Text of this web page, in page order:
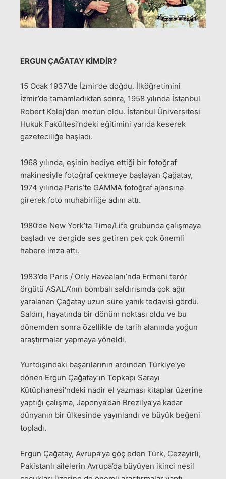
ERGUN ÇAĞATAY KİMDİR?
15 Ocak 1937’de İzmir’de doğdu. İlköğretimini
İzmir’de tamamladıktan sonra, 1958 yılında İstanbul
Robert Kolej’den mezun oldu. İstanbul Üniversitesi
Hukuk Fakültesi’ndeki eğitimini yarıda keserek
gazeteciliğe başladı.
1968 yılında, eşinin hediye ettiği bir fotoğraf
makinesiyle fotoğraf çekmeye başlayan Çağatay,
1974 yılında Paris’te GAMMA fotoğraf ajansına
girerek foto muhabirliğe adım attı.
1980’de New York’ta Time/Life grubunda çalışmaya
başladı ve dergide ses getiren pek çok önemli
habere imza attı.
1983’de Paris / Orly Havaalanı’nda Ermeni terör
örgütü ASALA’nın bombalı saldırısında çok ağır
yaralanan Çağatay uzun süre yanık tedavisi gördü.
Saldırı, hayatında bir dönüm noktası oldu ve bu
dönemden sonra özellikle de tarih alanında yoğun
araştırmalar yapmaya yöneldi.
Yurtdışındaki başarılarının ardından Türkiye’ye
dönen Ergun Çağatay’ın Topkapı Sarayı
Kütüphanesi’ndeki nadir el yazması kitaplar üzerine
yaptığı çalışma, Japonya’dan Brezilya’ya kadar
dünyanın bir ülkesinde yayınlandı ve büyük beğeni
topladı.
Ergun Çağatay, Avrupa’ya göç eden Türk, Cezayirli,
Pakistanlı ailelerin Avrupa’da büyüyen ikinci nesil